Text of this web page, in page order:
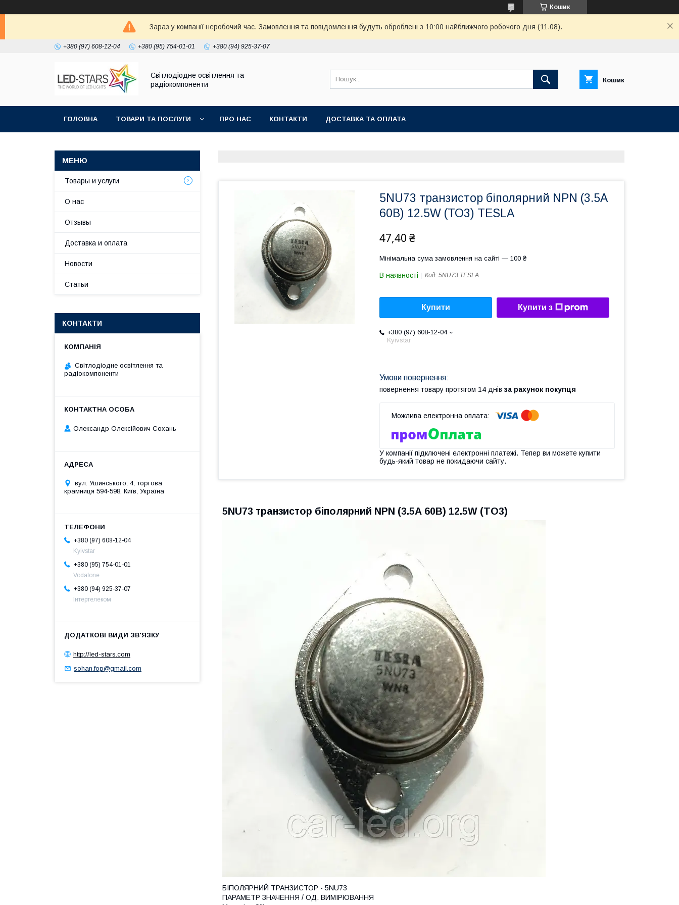
Кошик
Зараз у компанії неробочий час. Замовлення та повідомлення будуть оброблені з 10:00 найближчого робочого дня (11.08).
+380 (97) 608-12-04 +380 (95) 754-01-01 +380 (94) 925-37-07
Світлодіодне освітлення та
радіокомпоненти
Кошик
ГОЛОВНА ТОВАРИ ТА ПОСЛУГИ ПРО НАС КОНТАКТИ ДОСТАВКА ТА ОПЛАТА
5NU73 транзистор біполярний NPN (3.5А
60В) 12.5W (ТО3) TESLA
47,40 ₴
Мінімальна сума замовлення на сайті — 100 ₴
В наявності Код: 5NU73 TESLA
Купити Купити з
+380 (97) 608-12-04
Kyivstar
повернення товару протягом 14 днів за рахунок покупця
У компанії підключені електронні платежі. Тепер ви можете купити
будь-який товар не покидаючи сайту.
5NU73 транзистор біполярний NPN (3.5А 60В) 12.5W (ТО3)
БІПОЛЯРНИЙ ТРАНЗИСТОР - 5NU73
ПАРАМЕТР ЗНАЧЕННЯ / ОД. ВИМІРЮВАННЯ
Товары и услуги
О нас
Отзывы
Доставка и оплата
Новости
Статьи
КОНТАКТИ
Світлодіодне освітлення та
радіокомпоненти
Олександр Олексійович Сохань
вул. Ушинського, 4, торгова
крамниця 594-598, Київ, Україна
+380 (97) 608-12-04
Kyivstar
+380 (95) 754-01-01
Vodafone
+380 (94) 925-37-07
Інтертелеком
http://led-stars.com
sohan.fop@gmail.com